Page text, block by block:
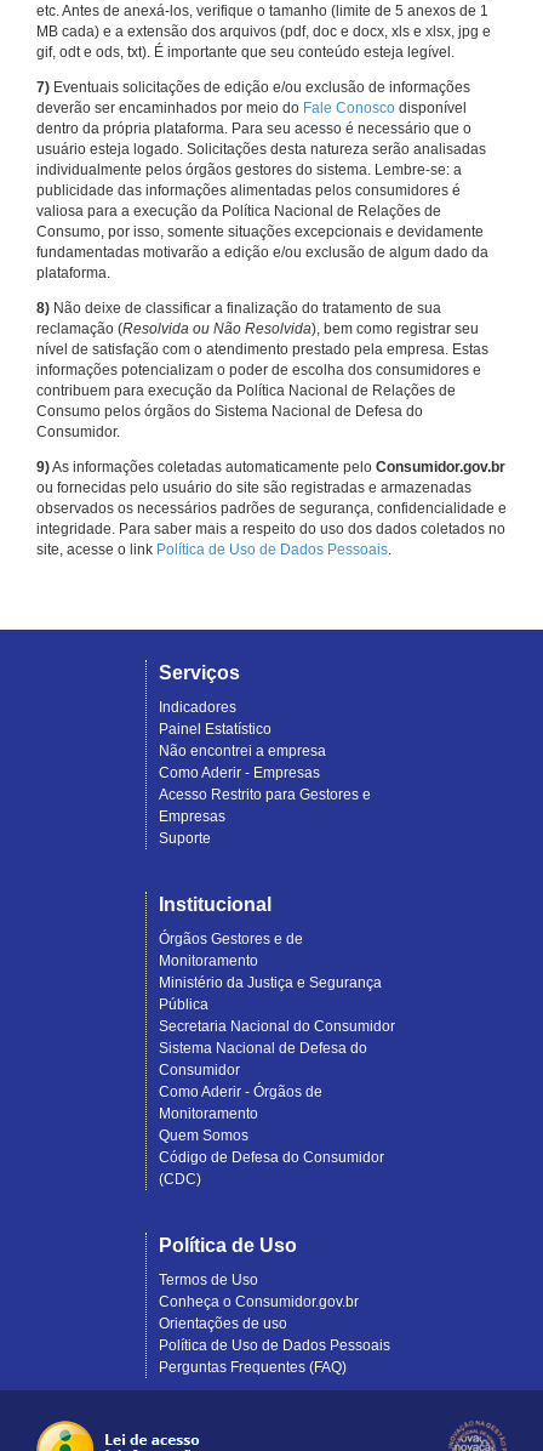
etc. Antes de anexá-los, verifique o tamanho (limite de 5 anexos de 1
MB cada) e a extensão dos arquivos (pdf, doc e docx, xls e xlsx, jpg e
gif, odt e ods, txt). É importante que seu conteúdo esteja legível.
7) Eventuais solicitações de edição e/ou exclusão de informações
deverão ser encaminhados por meio do Fale Conosco disponível
dentro da própria plataforma. Para seu acesso é necessário que o
usuário esteja logado. Solicitações desta natureza serão analisadas
individualmente pelos órgãos gestores do sistema. Lembre-se: a
publicidade das informações alimentadas pelos consumidores é
valiosa para a execução da Política Nacional de Relações de
Consumo, por isso, somente situações excepcionais e devidamente
fundamentadas motivarão a edição e/ou exclusão de algum dado da
plataforma.
8) Não deixe de classificar a finalização do tratamento de sua
reclamação (Resolvida ou Não Resolvida), bem como registrar seu
nível de satisfação com o atendimento prestado pela empresa. Estas
informações potencializam o poder de escolha dos consumidores e
contribuem para execução da Política Nacional de Relações de
Consumo pelos órgãos do Sistema Nacional de Defesa do
Consumidor.
9)As informações coletadas automaticamente pelo Consumidor.gov.br
ou fornecidas pelo usuário do site são registradas e armazenadas
observados os necessários padrões de segurança, confidencialidade e
integridade. Para saber mais a respeito do uso dos dados coletados no
site, acesse o link Política de Uso de Dados Pessoais.
Serviços
Indicadores
Painel Estatístico
Não encontrei a empresa
Como Aderir - Empresas
Acesso Restrito para Gestores e
Empresas
Suporte
Institucional
Órgãos Gestores e de
Monitoramento
Ministério da Justiça e Segurança
Pública
Secretaria Nacional do Consumidor
Sistema Nacional de Defesa do
Consumidor
Como Aderir - Órgãos de
Monitoramento
Quem Somos
Código de Defesa do Consumidor
(CDC)
Política de Uso
Termos de Uso
Conheça o Consumidor.gov.br
Orientações de uso
Política de Uso de Dados Pessoais
Perguntas Frequentes (FAQ)